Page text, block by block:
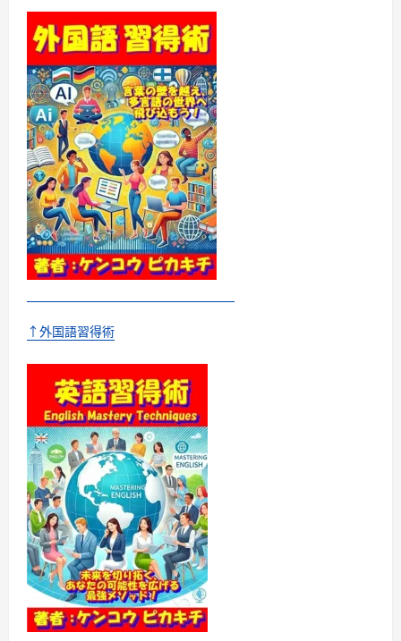
最
短
で
キ
チ
ン
と
話
せ
る
よ
う
に
な
る
た
め
の
7
つ
の
近
道
勉
い
さ
ら
に
読
む
↑外国語習得術